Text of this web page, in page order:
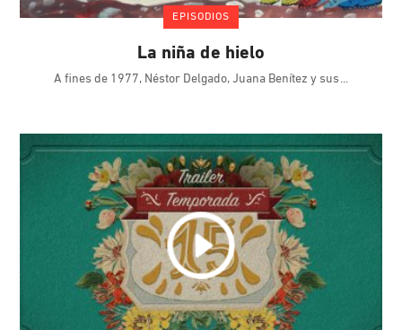
EPISODIOS
La niña de hielo
A fines de 1977, Néstor Delgado, Juana Benítez y sus